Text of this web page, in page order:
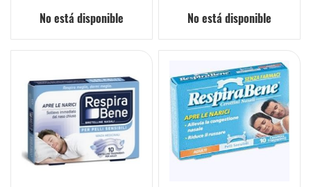
No está disponible No está disponible